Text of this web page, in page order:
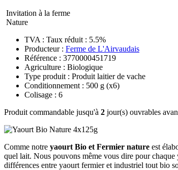
Invitation à la ferme
Nature
TVA : Taux réduit : 5.5%
Producteur : Ferme de L'Airvaudais
Référence : 3770000451719
Agriculture : Biologique
Type produit : Produit laitier de vache
Conditionnement : 500 g (x6)
Colisage : 6
Produit commandable jusqu'à 2 jour(s) ouvrables
Comme notre yaourt Bio et Fermier nature est
quel lait. Nous pouvons même vous dire pour
différences entre yaourt fermier et industriel tout bio